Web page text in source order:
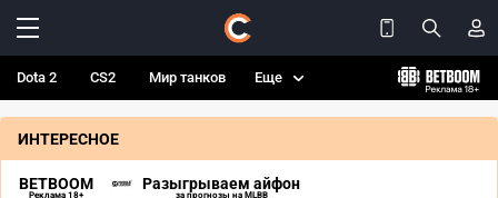
Dota 2 CS2 Мир танков Еще
ИНТЕРЕСНОЕ
BETBOOM
Реклама 18+
Разыгрываем айфон
за прогнозы на MLBB